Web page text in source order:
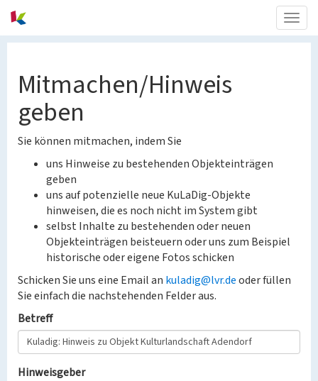
Mitmachen/Hinweis
geben
Sie können mitmachen, indem Sie
uns Hinweise zu bestehenden Objekteinträgen
geben
uns auf potenzielle neue KuLaDig-Objekte
hinweisen, die es noch nicht im System gibt
selbst Inhalte zu bestehenden oder neuen
Objekteinträgen beisteuern oder uns zum Beispiel
historische oder eigene Fotos schicken
Schicken Sie uns eine Email an kuladig@lvr.deoder füllen
Sie einfach die nachstehenden Felder aus.
Betreff
Hinweisgeber